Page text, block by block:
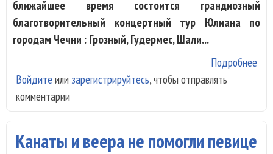
ближайшее время состоится грандиозный
благотворительный концертный тур Юлиана по
городам Чечни : Грозный, Гудермес, Шали...
Подробнее
Войдите или зарегистрируйтесь, чтобы отправлять
комментарии
Канаты и веера не помогли певице